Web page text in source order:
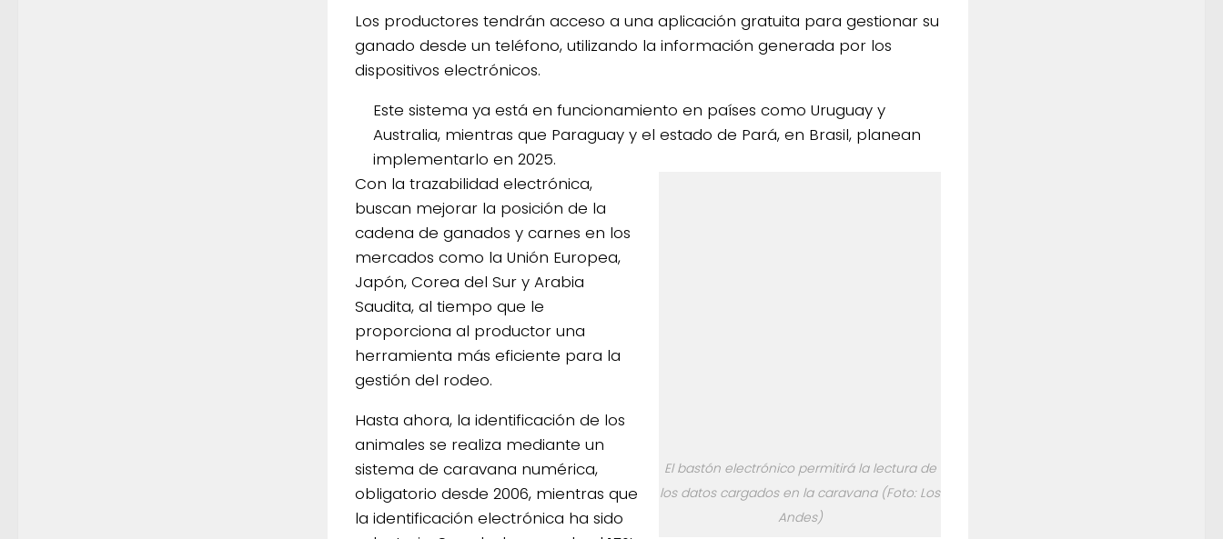
Los productores tendrán acceso a una aplicación gratuita para gestionar su
ganado desde un teléfono, utilizando la información generada por los
dispositivos electrónicos.
Este sistema ya está en funcionamiento en países como Uruguay y
Australia, mientras que Paraguay y el estado de Pará, en Brasil, planean
implementarlo en 2025.
El bastón electrónico permitirá la lectura de
los datos cargados en la caravana (Foto: Los
Andes)
Con la trazabilidad electrónica,
buscan mejorar la posición de la
cadena de ganados y carnes en los
mercados como la Unión Europea,
Japón, Corea del Sur y Arabia
Saudita, al tiempo que le
proporciona al productor una
herramienta más eficiente para la
gestión del rodeo.
Hasta ahora, la identificación de los
animales se realiza mediante un
sistema de caravana numérica,
obligatorio desde 2006, mientras que
la identificación electrónica ha sido